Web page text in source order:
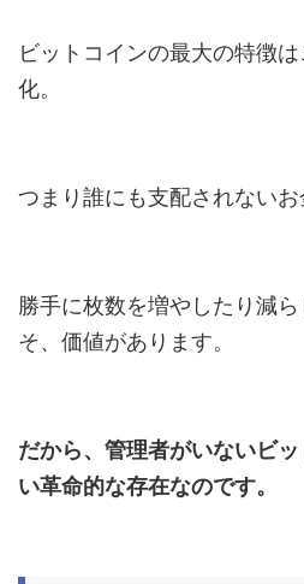
ビットコインの最大の特徴
化。
つまり誰にも支配されないお
勝手に枚数を増やしたり減
そ、価値があります。
だから、管理者がいないビ
い革命的な存在なのです。